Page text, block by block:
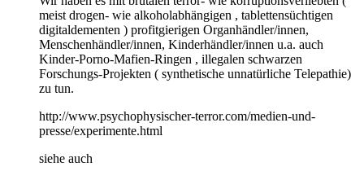
meist drogen- wie alkoholabhängigen , tablettensüchtigen
digitaldementen ) profitgierigen Organhändler/innen,
Menschenhändler/innen, Kinderhändler/innen u.a. auch
Kinder-Porno-Mafien-Ringen , illegalen schwarzen
Forschungs-Projekten ( synthetische unnatürliche Telepathie)
zu tun.
http://www.psychophysischer-terror.com/medien-und-
presse/experimente.html
siehe auch